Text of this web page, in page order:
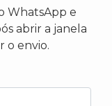
WhatsApp e
abrir a janela
o envio.